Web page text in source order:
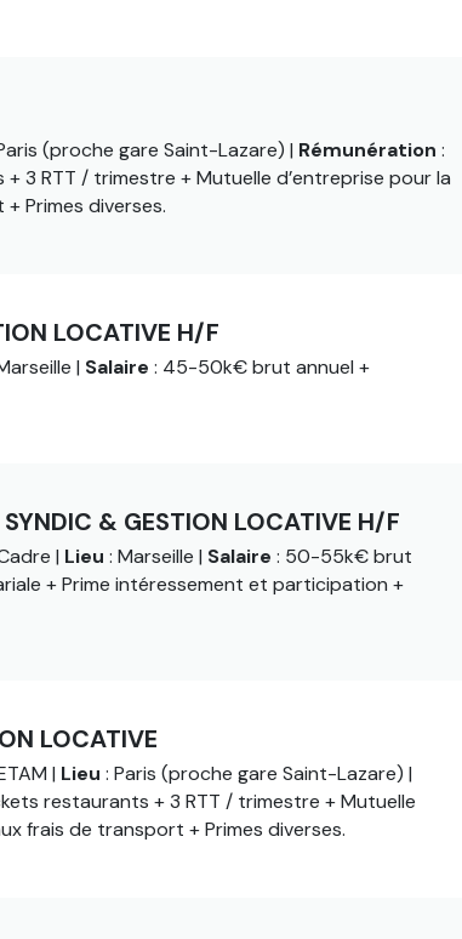
(proche gare Saint-Lazare) | Rémunération :
3 RTT / trimestre + Mutuelle d’entreprise pour la
Primes diverses.
LOCATIVE H/F
| Salaire : 45-50k€ brut annuel +
& GESTION LOCATIVE H/F
| Lieu : Marseille | Salaire : 50-55k€ brut
+ Prime intéressement et participation +
LOCATIVE
| Lieu : Paris (proche gare Saint-Lazare) |
restaurants + 3 RTT / trimestre + Mutuelle
frais de transport + Primes diverses.